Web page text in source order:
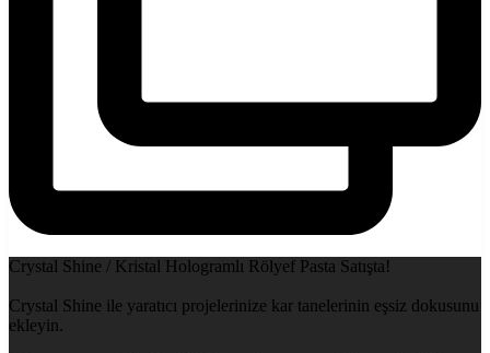
Crystal Shine / Kristal Hologramlı Rölyef Pasta Satışta!
Crystal Shine ile yaratıcı projelerinize kar tanelerinin eşsiz dokusunu
ekleyin.